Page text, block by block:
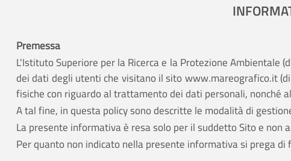
Premessa
L'Istituto Superiore per la Ricerca e la Protezione
dei dati degli utenti che visitano il sito www.mareografico.it
fisiche con riguardo al trattamento dei dati personali, nonché
A tal fine, in questa policy sono descritte le modalità di
La presente informativa è resa solo per il suddetto Sito e
Per quanto non indicato nella presente informativa si prega